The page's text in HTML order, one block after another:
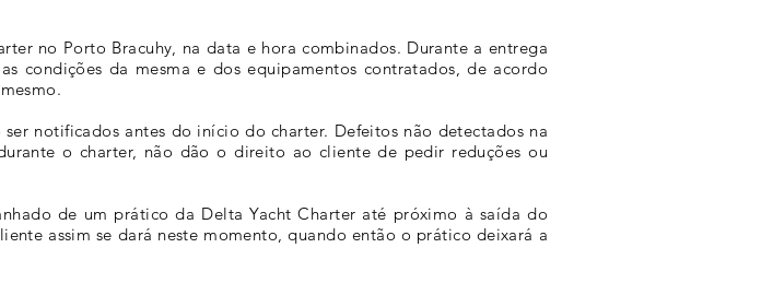
no Porto Bracuhy, na data e hora combinados. Durante a entrega
condições da mesma e dos equipamentos contratados, de acordo
notificados antes do início do charter. Defeitos não detectados na
o charter, não dão o direito ao cliente de pedir reduções ou
de um prático da Delta Yacht Charter até próximo à saída do
assim se dará neste momento, quando então o prático deixará a